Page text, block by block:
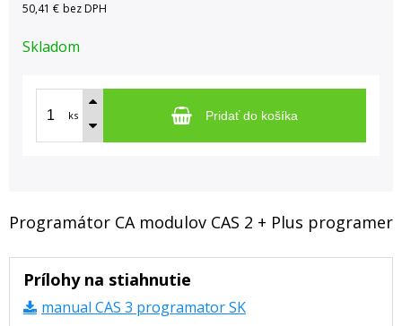
50,41 € bez DPH
Skladom
ks Pridať do košíka
Programátor CA modulov CAS 2 + Plus programer
Prílohy na stiahnutie
manual CAS 3 programator SK